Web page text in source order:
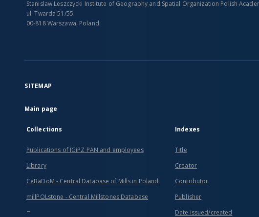
Stanislaw Leszczycki Institute of Geography and Spatial Organization Polish
ul. Twarda 51/55
00-818 Warszawa, Poland
SITEMAP
Main page
Collections
Publications of IGiPZ PAN and employees
Library
CeBaDoM - Central Database of Mills in Poland
millPOLstone - Central Millstones Database
...
Indexes
Title
Creator
Contributor
Publisher
Date issued/created